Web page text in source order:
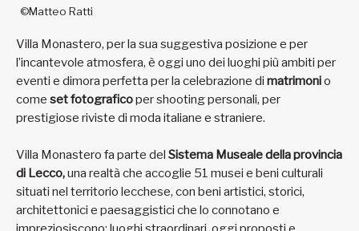
©Matteo Ratti
Villa Monastero, per la sua suggestiva posizione e per
l’incantevole atmosfera, è oggi uno dei luoghi più ambiti per
eventi e dimora perfetta per la celebrazione di matrimonio
come set fotograficoper shooting personali, per
prestigiose riviste di moda italiane e straniere.
Villa Monastero fa parte del Sistema Museale della provincia
di Lecco,una realtà che accoglie 51 musei e beni culturali
situati nel territorio lecchese, con beni artistici, storici,
architettonici e paesaggistici che lo connotano e